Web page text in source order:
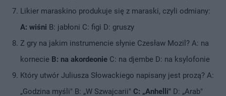
Likier maraskino produkuje się z maraski, czyli odmiany:
A: wiśni B: jabłoni C: figi D: gruszy
Z gry na jakim instrumencie słynie Czesław Mozil? A: na
kornecie B: na akordeonie C: na djembe D: na ksylofonie
Który utwór Juliusza Słowackiego napisany jest prozą? A:
„Godzina myśli" B: „W Szwajcarii" C: „Anhelli" D: „Arab"